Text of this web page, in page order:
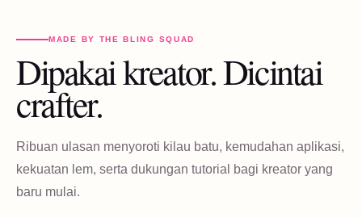
MADE BY THE BLING SQUAD
Dipakai kreator. Dicintai
crafter.
Ribuan ulasan menyoroti kilau batu, kemudahan aplikasi,
kekuatan lem, serta dukungan tutorial bagi kreator yang
baru mulai.